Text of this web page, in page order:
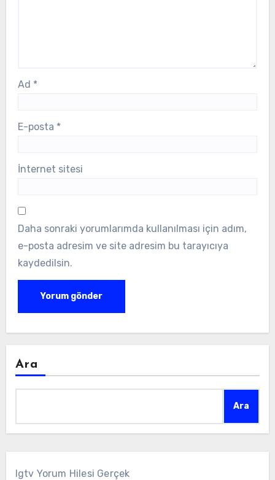
Ad *
E-posta *
İnternet sitesi
Daha sonraki yorumlarımda kullanılması için adım,
e-posta adresim ve site adresim bu tarayıcıya
kaydedilsin.
Ara
Ara
Igtv Yorum Hilesi Gerçek